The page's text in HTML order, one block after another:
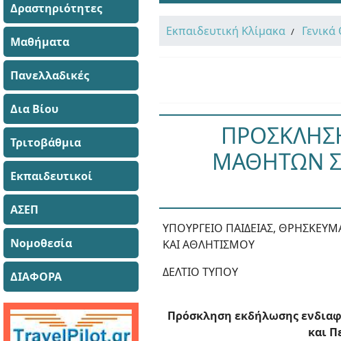
Δραστηριότητες
Μαθήματα
Πανελλαδικές
Δια Βίου
Τριτοβάθμια
Εκπαιδευτικοί
ΑΣΕΠ
Νομοθεσία
ΔΙΑΦΟΡΑ
Εκπαιδευτική Κλίμακα
ΜΑΘΗΤΩΝ
ΥΠΟΥΡΓΕΙΟ ΠΑΙΔΕΙΑΣ,
ΚΑΙ ΑΘΛΗΤΙΣΜΟΥ
ΔΕΛΤΙΟ ΤΥΠΟΥ
Πρόσκληση εκδήλωσης
και